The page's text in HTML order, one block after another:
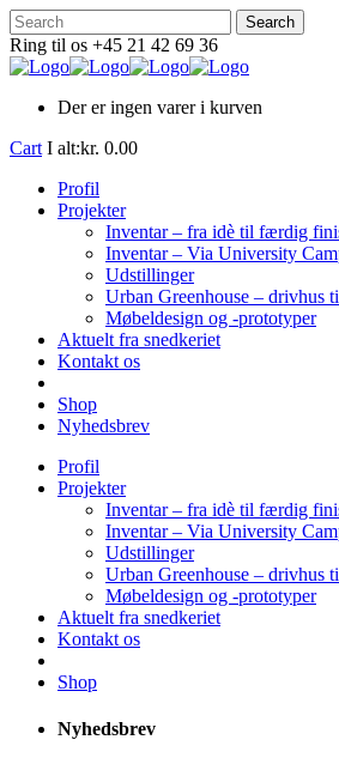
Ring til os +45 21 42 69 36
Der er ingen varer i kurven
Cart I alt:kr. 0.00
Profil
Projekter
Inventar – fra idè til færdig
Inventar – Via University
Udstillinger
Urban Greenhouse – drivhus
Møbeldesign og -prototyper
Aktuelt fra snedkeriet
Kontakt os
Shop
Nyhedsbrev
Profil
Projekter
Inventar – fra idè til færdig
Inventar – Via University
Udstillinger
Urban Greenhouse – drivhus
Møbeldesign og -prototyper
Aktuelt fra snedkeriet
Kontakt os
Shop
Nyhedsbrev